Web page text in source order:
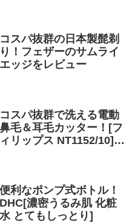
コスパ抜群の日本製髭剃
り！フェザーのサムライ
エッジをレビュー
コスパ抜群で洗える電動
鼻毛＆耳毛カッター！[フ
ィリップス NT1152/10]を
便利なポンプ式ボトル！
DHC[濃密うるみ肌 化粧
水 とてもしっとり]